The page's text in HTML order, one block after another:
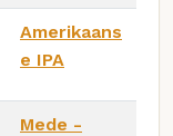
Amerikaans
e IPA
Mede -